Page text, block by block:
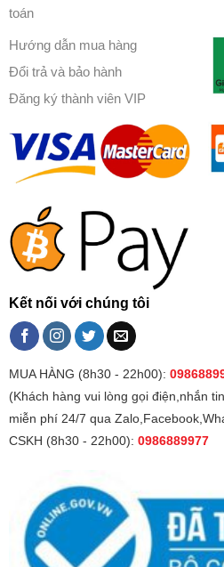
toán
Hướng dẫn mua hàng
Đổi trả và bảo hành
Đăng ký thành viên VIP
Kết nối với chúng tôi
MUA HÀNG (8h30 - 22h00):
(Khách hàng vui lòng gọi điện,nhắn
miễn phí 24/7 qua
CSKH (8h30 - 22h00): 0986889977